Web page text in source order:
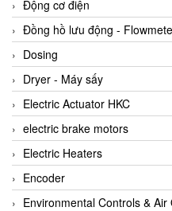
AND Vietnam
ANDERSON-NEGELE
ANDILOG Technologies
Anritsu
ANTEC S.A
Antico pumps
Anybus/ HMS
AOBEN
Động cơ điện
Đồng hồ lưu động -
Dosing
Dryer - Máy sấy
Electric Actuator HKC
electric brake motors
Electric Heaters
Encoder
Environmental Controls &